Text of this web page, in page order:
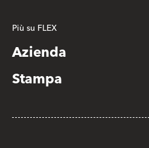
Più su FLEX
Azienda
Stampa